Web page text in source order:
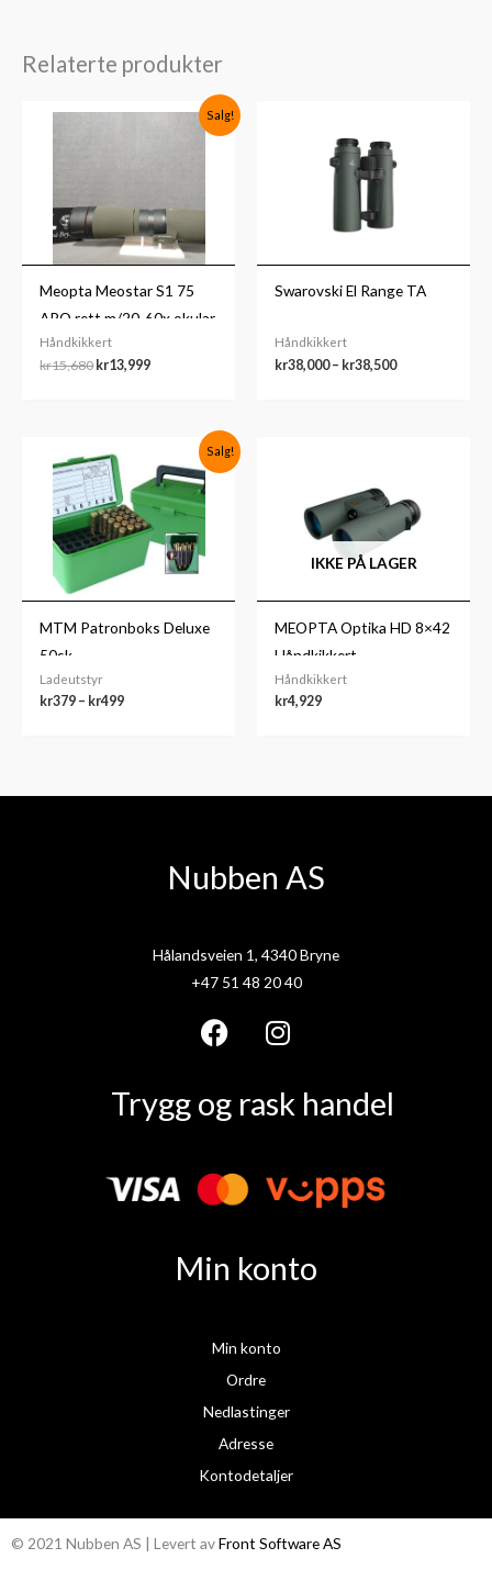
Relaterte produkter
Salg!
Meopta Meostar S1 75
APO rett m/20-60x okular
Håndkikkert
kr15,680 kr13,999
Nåværende
Swarovski El Range TA
Håndkikkert
kr38,000– kr38,500
kr38,500
Salg!
MTM Patronboks Deluxe
50sk.
Ladeutstyr
kr379 – kr499
Prisområde:
kr379
kr499
IKKE PÅ LAGER
MEOPTA Optika HD 8×42
Håndkikkert
Håndkikkert
kr4,929
Nubben AS
Hålandsveien 1, 4340 Bryne
+47 51 48 20 40
F
c
b
o
I
s
g
m
Trygg og rask handel
Min konto
Min konto
Ordre
Nedlastinger
Adresse
Kontodetaljer
© 2021 Nubben AS | Levert avFront Software AS